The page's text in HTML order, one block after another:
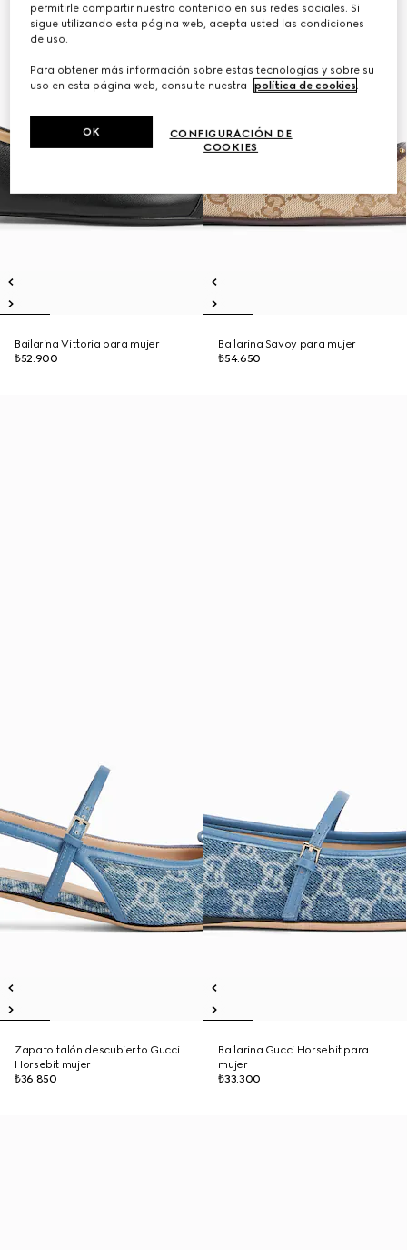
Bailarina Vittoria para mujer
₺52.900
Bailarina Savoy para mujer
₺54.650
Zapato talón descubierto Gucci
Horsebit mujer
₺36.850
Bailarina Gucci Horsebit para
mujer
₺33.300
permitirle compartir nuestro contenido en sus redes sociales. Si
sigue utilizando esta página web, acepta usted las condiciones
de uso.
Para obtener más información sobre estas tecnologías y sobre su
uso en esta página web, consulte nuestra
política de cookies
CONFIGURACIÓN DE
COOKIES
OK